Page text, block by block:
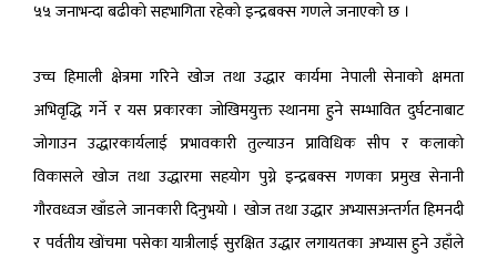
५५जनाभन्दाबढीकोसहभागितारहेकोइन्द्रबक्सगणलेजनाएकोछ ।
उच्च हिमाली क्षेत्रमा गरिने खोज तथा उद्धार कार्यमा नेपाली सेनाको क्षमता
अभिवृद्धि गर्ने र यस प्रकारका जोखिमयुक्त स्थानमा हुने सम्भावित दुर्घटनाबाट
जोगाउन उद्धारकार्यलाई प्रभावकारी तुल्याउन प्राविधिक सीप र कलाको
विकासले खोज तथा उद्धारमा सहयोग पुग्ने इन्द्रबक्स गणका प्रमुख सेनानी
गौरवध्वजखाँडलेजानकारीदिनुभयो । खोजतथाउद्धार अभ्यासअन्तर्गतहिमनदी
र पर्वतीयखोंचमापसेकायात्रीलाई सुरक्षितउद्धारलगायतका अभ्यासहुनेउहाँले